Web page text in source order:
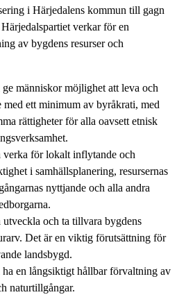
i Härjedalens kommun till gagn
verkar för en
av bygdens resurser och
människor möjlighet att leva och
med ett minimum av byråkrati, med
rättigheter för alla oavsett etnisk
verka för lokalt inflytande och
i samhällsplanering, resursernas
nyttjande och alla andra
utveckla och ta tillvara bygdens
Det är en viktig förutsättning för
landsbygd.
en långsiktigt hållbar förvaltning av
naturtillgångar.